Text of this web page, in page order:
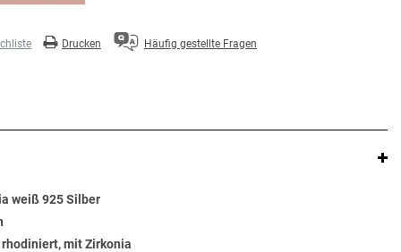
Drucken Häufig gestellte Fragen
weiß 925 Silber
mit Zirkonia